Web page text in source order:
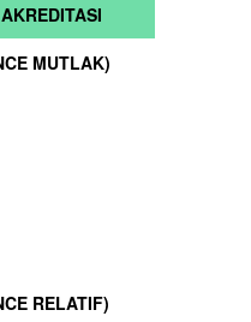
MUTLAK)
RELATIF)